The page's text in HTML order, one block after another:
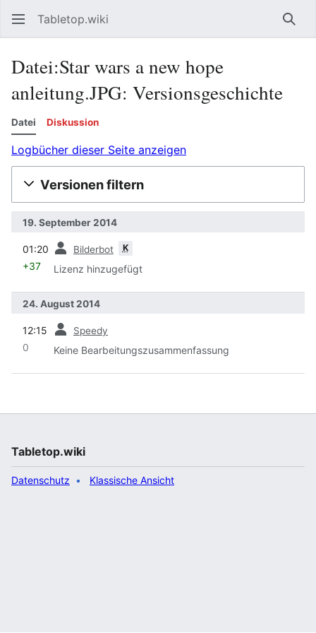
Tabletop.wiki
Datei:Star wars a new hope
anleitung.JPG: Versionsgeschichte
Datei Diskussion
Logbücher dieser Seite anzeigen
Versionen filtern
19. September 2014
01:20 Bilderbot K
+37 Lizenz hinzugefügt
24. August 2014
12:15 Speedy
0 Keine Bearbeitungszusammenfassung
Tabletop.wiki
Datenschutz Klassische Ansicht